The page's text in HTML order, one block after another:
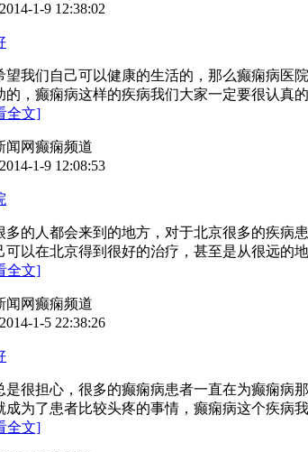
1-9 12:38:02
望我们自己可以健康的生活的，那么癫痫病医
的，癫痫病这样的疾病我们大家一定要很认真
全文]
闻网癫痫频道
1-9 12:08:53
多的人都会来到的地方，对于北京很多的疾病
可以在北京得到很好的治疗，甚至是从很远的
全文]
闻网癫痫频道
1-5 22:38:26
是很担心，很多的癫痫病患者一直在为癫痫病
成为了患者比较头疼的事情，癫痫病这个疾病
全文]